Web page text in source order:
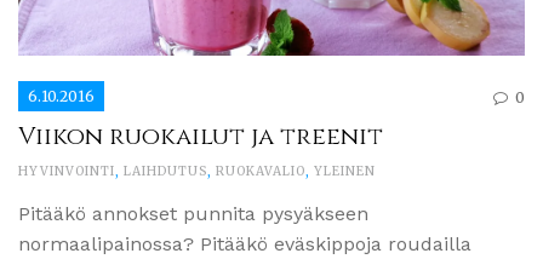
6.10.2016 0
Viikon ruokailut ja treenit
HYVINVOINTI, LAIHDUTUS, RUOKAVALIO, YLEINEN
Pitääkö annokset punnita pysyäkseen
normaalipainossa? Pitääkö eväskippoja roudailla